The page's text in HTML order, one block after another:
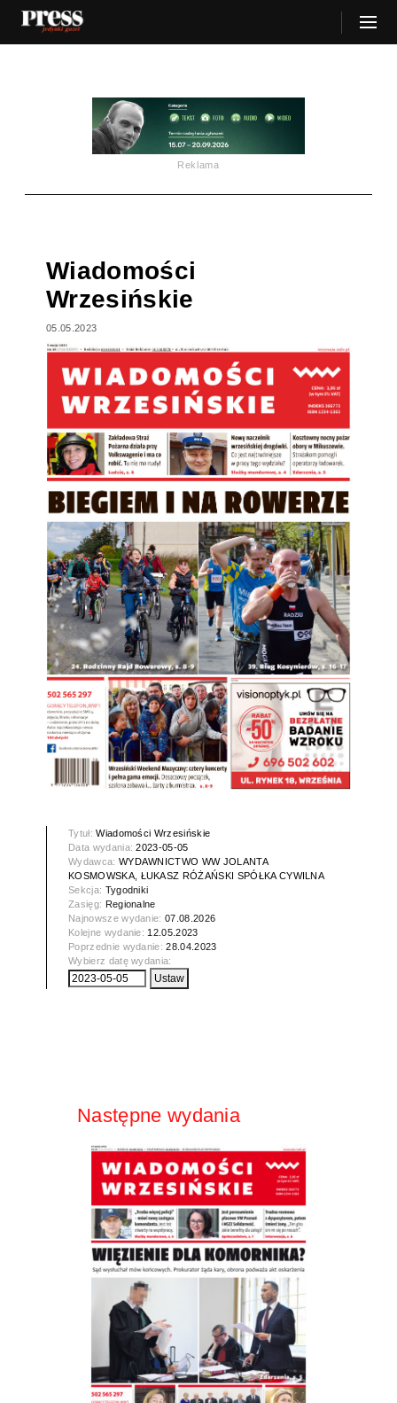
Reklama
Wiadomości
Wrzesińskie
05.05.2023
Tytuł:Wiadomości Wrzesińskie
Data wydania:2023-05-05
Wydawca: WYDAWNICTWO WW JOLANTA
KOSMOWSKA, ŁUKASZ RÓŻAŃSKI SPÓŁKA CYWILNA
Sekcja: Tygodniki
Zasięg: Regionalne
Najnowsze wydanie:07.08.2026
Kolejne wydanie: 12.05.2023
Poprzednie wydanie:28.04.2023
Wybierz datę wydania:
Następne wydania